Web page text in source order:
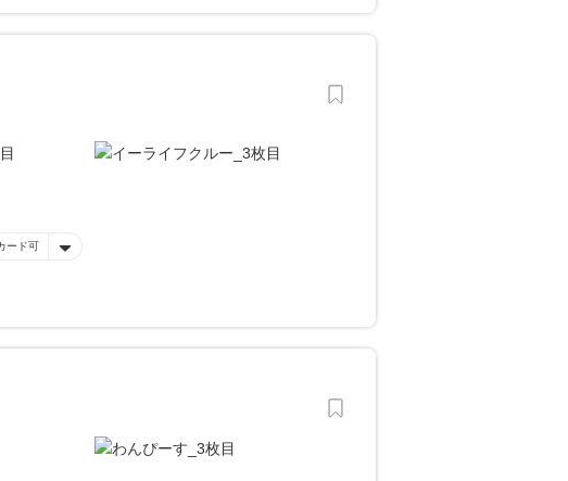
ード可